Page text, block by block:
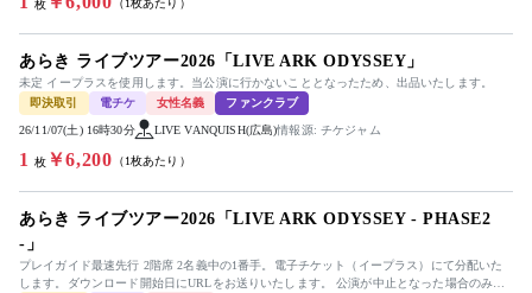
枚 （1枚あたり）
あらき ライブツアー2026「LIVE ARK ODYSSEY」
未定 イープラスを使用します。当公演に行かないこととなったため、出品いたします。
即決取引
電チケ 女性名義 ファンクラブ
26/11/07(土) 16時30分 LIVE VANQUISH(広島)情報源: チケジャム
1 枚￥6,200 （1枚あたり）
あらき ライブツアー2026「LIVE ARK ODYSSEY - PHASE2
-」
プレイガイド最速先行 2階席 2名義中の1番手。電子チケット（イープラス）にて分配いた
します。ダウンロード開始日にURLをお送りいたします。 公演が中止となった場合のみ、